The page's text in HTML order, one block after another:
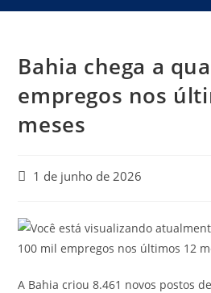
Bahia chega a
empregos nos
meses
1 de junho de 2026
A Bahia criou 8.461 novos postos